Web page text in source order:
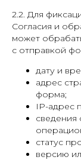
2.2. Для
Согласия и
может
с отправкой
дату и
адрес
форма;
IP-адрес
сведения
статус
версию